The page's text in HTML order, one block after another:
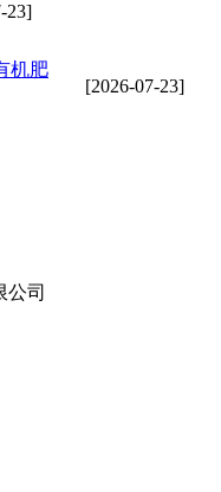
23]
[2026-07-23]
机肥
公司